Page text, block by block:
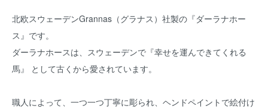
北欧スウェーデンGrannas（グラナス）社製の『ダーラナホー
ス』です。
ダーラナホースは、スウェーデンで『幸せを運んできてくれる
馬』 として古くから愛されています。
職人によって、一つ一つ丁寧に彫られ、ヘンドペイントで絵付け